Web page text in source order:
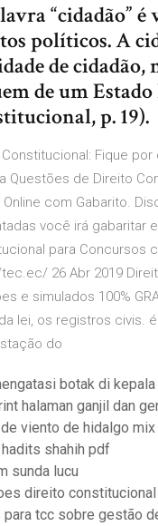
“cidadão”
políticos. A
de
de um
p. 19).
Fique
Questões de Direito
Online com Gabarito.
você irá gabaritar
para Concursos
26 Abr 2019
e simulados 100%
lei, os registros civis.
do
botak di kepala
halaman ganjil dan
de viento de hidalgo mix
shahih pdf
sunda lucu
direito
para tcc sobre gestão